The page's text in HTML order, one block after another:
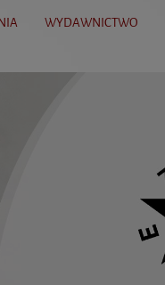
WYDAWNICTWO